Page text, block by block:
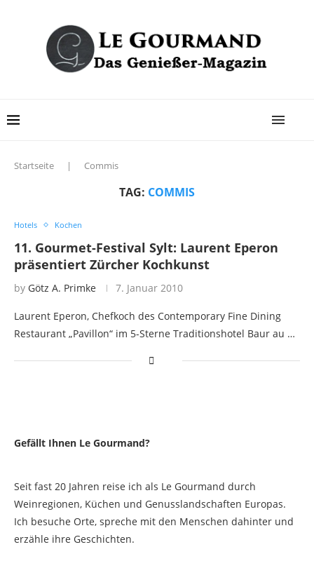
Startseite | Commis
TAG: COMMIS
Hotels Kochen
11. Gourmet-Festival Sylt: Laurent Eperon
präsentiert Zürcher Kochkunst
by Götz A. Primke 7. Januar 2010
Laurent Eperon, Chefkoch des Contemporary Fine Dining
Restaurant „Pavillon“ im 5-Sterne Traditionshotel Baur au …
Gefällt Ihnen Le Gourmand?
Seit fast 20 Jahren reise ich als Le Gourmand durch
Weinregionen, Küchen und Genusslandschaften Europas.
Ich besuche Orte, spreche mit den Menschen dahinter und
erzähle ihre Geschichten.